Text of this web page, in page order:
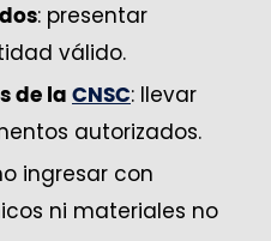
: presentar
válido.
de la CNSC: llevar
autorizados.
ingresar con
ni materiales no